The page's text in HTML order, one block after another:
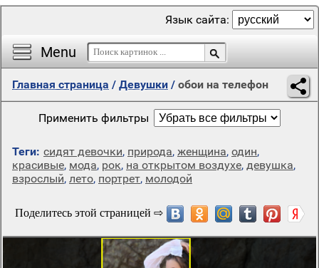
Menu
Язык сайта:
Главная страница / Девушки / обои на телефон
Применить фильтры
Теги: сидят девочки, природа, женщина, один,
красивые, мода, рок, на открытом воздухе, девушка,
взрослый, лето, портрет, молодой